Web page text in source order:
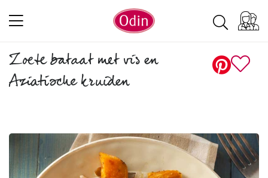
Zoete bataat met vis en
Aziatische kruiden